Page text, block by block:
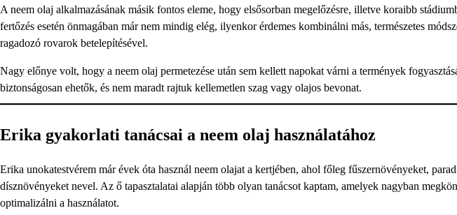
A neem olaj alkalmazásának másik fontos eleme, hogy elsősorban megelőzésre, illetve koraibb
fertőzés esetén önmagában már nem mindig elég, ilyenkor érdemes kombinálni más, természetes
ragadozó rovarok betelepítésével.
Nagy előnye volt, hogy a neem olaj permetezése után sem kellett napokat várni a termények
biztonságosan ehetők, és nem maradt rajtuk kellemetlen szag vagy olajos bevonat.
Erika gyakorlati tanácsai a neem olaj használatához
Erika unokatestvérem már évek óta használ neem olajat a kertjében, ahol főleg fűszernövényeket,
dísznövényeket nevel. Az ő tapasztalatai alapján több olyan tanácsot kaptam, amelyek nagyban
optimalizálni a használatot.